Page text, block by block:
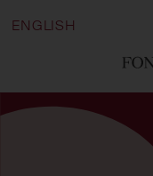
ENGLISH